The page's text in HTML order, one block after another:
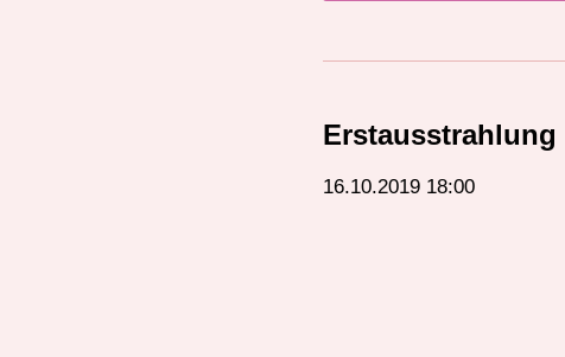
Erstausstrahlung
16.10.2019 18:00